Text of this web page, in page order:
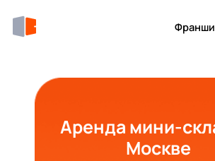
Аренда мини-
Москве